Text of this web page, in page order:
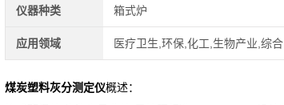
仪器种类 箱式炉
应用领域 医疗卫生,环保,化工,生物产业,综合
煤炭塑料灰分测定仪概述：